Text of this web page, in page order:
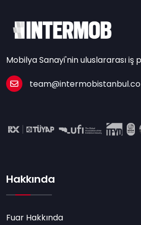
Mobilya Sanayi'nin uluslararası iş
Hakkında
Fuar Hakkında